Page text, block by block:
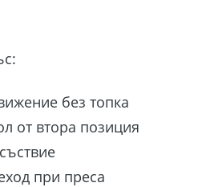
без топка
от втора позиция
при преса